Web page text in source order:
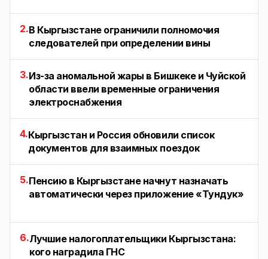
2.В Кыргызстане ограничили полномочия
следователей при определении вины
3.Из-за аномальной жары в Бишкеке и Чуйской
области ввели временные ограничения
электроснабжения
4.Кыргызстан и Россия обновили список
документов для взаимных поездок
5.Пенсию в Кыргызстане начнут назначать
автоматически через приложение «Тундук»
6.Лучшие налогоплательщики Кыргызстана:
кого наградила ГНС